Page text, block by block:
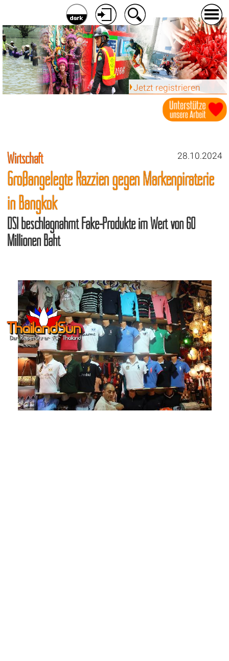
Jetzt registrieren
28.10.2024
Wirtschaft
Großangelegte Razzien gegen Markenpiraterie
in Bangkok
DSI beschlagnahmt Fake-Produkte im Wert von 60
Millionen Baht